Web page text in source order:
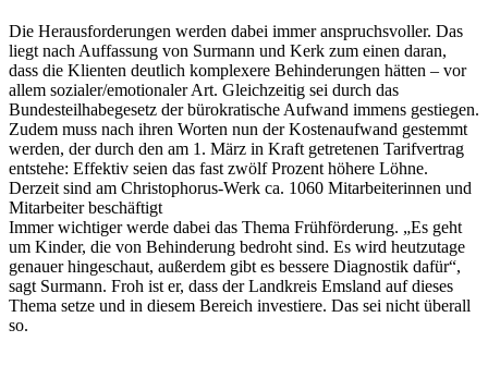
Die Herausforderungen werden dabei immer anspruchsvoller. Das
liegt nach Auffassung von Surmann und Kerk zum einen daran,
dass die Klienten deutlich komplexere Behinderungen hätten – vor
allem sozialer/emotionaler Art. Gleichzeitig sei durch das
Bundesteilhabegesetz der bürokratische Aufwand immens gestiegen.
Zudem muss nach ihren Worten nun der Kostenaufwand gestemmt
werden, der durch den am 1. März in Kraft getretenen Tarifvertrag
entstehe: Effektiv seien das fast zwölf Prozent höhere Löhne.
Derzeit sind am Christophorus-Werk ca. 1060 Mitarbeiterinnen und
Mitarbeiter beschäftigt
Immer wichtiger werde dabei das Thema Frühförderung. „Es geht
um Kinder, die von Behinderung bedroht sind. Es wird heutzutage
genauer hingeschaut, außerdem gibt es bessere Diagnostik dafür“,
sagt Surmann. Froh ist er, dass der Landkreis Emsland auf dieses
Thema setze und in diesem Bereich investiere. Das sei nicht überall
so.